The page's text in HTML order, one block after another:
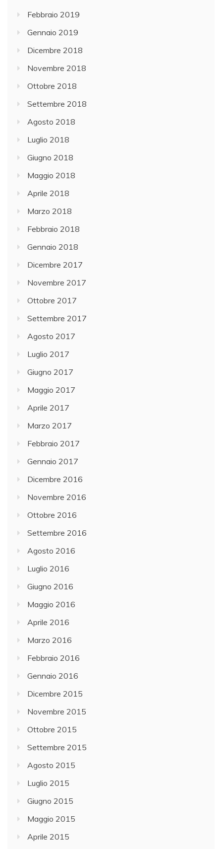
Febbraio 2019
Gennaio 2019
Dicembre 2018
Novembre 2018
Ottobre 2018
Settembre 2018
Agosto 2018
Luglio 2018
Giugno 2018
Maggio 2018
Aprile 2018
Marzo 2018
Febbraio 2018
Gennaio 2018
Dicembre 2017
Novembre 2017
Ottobre 2017
Settembre 2017
Agosto 2017
Luglio 2017
Giugno 2017
Maggio 2017
Aprile 2017
Marzo 2017
Febbraio 2017
Gennaio 2017
Dicembre 2016
Novembre 2016
Ottobre 2016
Settembre 2016
Agosto 2016
Luglio 2016
Giugno 2016
Maggio 2016
Aprile 2016
Marzo 2016
Febbraio 2016
Gennaio 2016
Dicembre 2015
Novembre 2015
Ottobre 2015
Settembre 2015
Agosto 2015
Luglio 2015
Giugno 2015
Maggio 2015
Aprile 2015